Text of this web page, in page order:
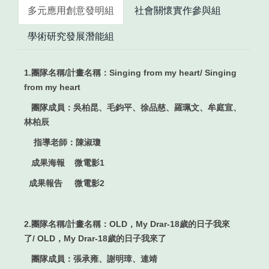
多元應用創意發明組 社會關懷實作參與組
學術研究發展潛能組
1.團隊名稱/計畫名稱：Singing from my heart/ Singing
from my heart
團隊成員：吳柏昆、毛鈞平、徐品慈、羅珮文、牟庭宣、
林柏辰
指導老師：陳淑瓊
成果海報 微電影1
成果報告 微電影2
2.團隊名稱/計畫名稱：OLD，My Drar-18歲的日子我來
了/ OLD，My Drar-18歲的日子我來了
團隊成員：張承雍、謝明璋、連靖